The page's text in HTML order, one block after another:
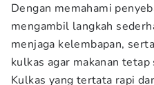
Dengan memahami
mengambil langkah
menjaga kelembapan,
kulkas agar makanan
Kulkas yang tertata rapi